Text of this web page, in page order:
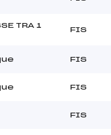
TRA 1
FIS
FIS
FIS
FIS